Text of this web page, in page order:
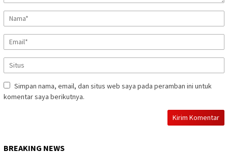
Simpan nama, email, dan situs web saya pada peramban ini untuk
komentar saya berikutnya.
BREAKING NEWS